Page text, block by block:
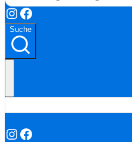
Instagram
Facebook
Suche
Instagram
Facebook